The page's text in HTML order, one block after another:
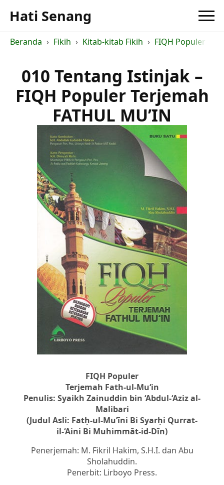
Hati Senang
Beranda Fikih Kitab-kitab Fikih FIQH Populer
010 Tentang Istinjak –
FIQH Populer Terjemah
FATHUL MU’IN
FIQH Populer
Terjemah Fath-ul-Mu‘in
Penulis: Syaikh Zainuddin bin ‘Abdul-‘Aziz al-
Malibari
(Judul Asli: Fatḥ-ul-Mu’īni Bi Syarḥi Qurrat-
il-‘Aini Bi Muhimmāt-id-Dīn)
Penerjemah: M. Fikril Hakim, S.H.I. dan Abu
Sholahuddin.
Penerbit: Lirboyo Press.